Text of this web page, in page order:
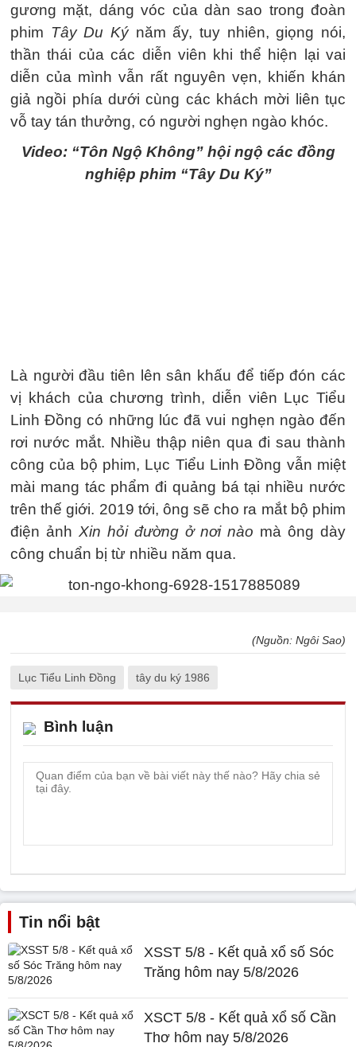
gương mặt, dáng vóc của dàn sao trong đoàn
phim Tây Du Ký năm ấy, tuy nhiên, giọng nói,
thần thái của các diễn viên khi thể hiện lại vai
diễn của mình vẫn rất nguyên vẹn, khiến khán
giả ngồi phía dưới cùng các khách mời liên tục
vỗ tay tán thưởng, có người nghẹn ngào khóc.
Video: “Tôn Ngộ Không” hội ngộ các đồng
nghiệp phim “Tây Du Ký”
Là người đầu tiên lên sân khấu để tiếp đón các
vị khách của chương trình, diễn viên Lục Tiểu
Linh Đồng có những lúc đã vui nghẹn ngào đến
rơi nước mắt. Nhiều thập niên qua đi sau thành
công của bộ phim, Lục Tiểu Linh Đồng vẫn miệt
mài mang tác phẩm đi quảng bá tại nhiều nước
trên thế giới. 2019 tới, ông sẽ cho ra mắt bộ phim
điện ảnh Xin hỏi đường ở nơi nào mà ông dày
công chuẩn bị từ nhiều năm qua.
(Nguồn: Ngôi Sao)
Lục Tiểu Linh Đồng tây du ký 1986
Bình luận
Tin nổi bật
XSST 5/8 - Kết quả xổ số Sóc
Trăng hôm nay 5/8/2026
XSCT 5/8 - Kết quả xổ số Cần
Thơ hôm nay 5/8/2026